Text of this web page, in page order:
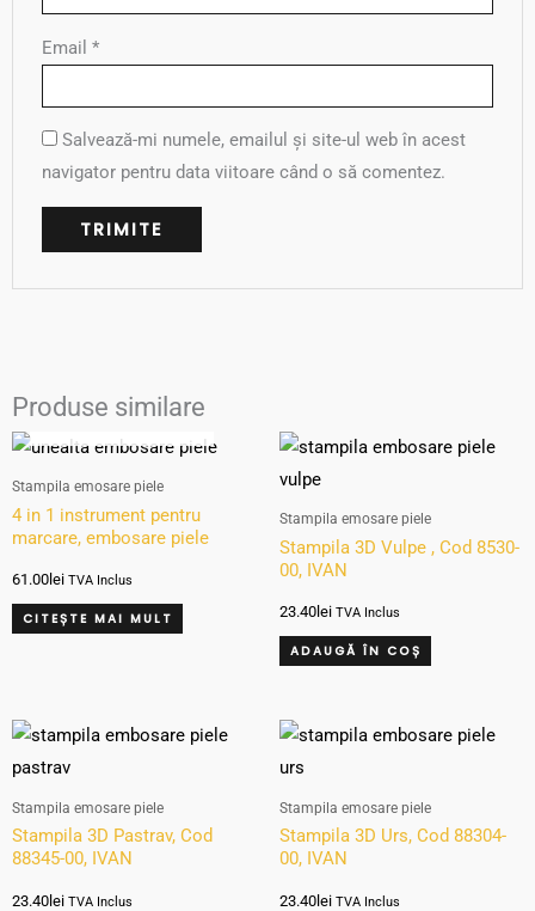
Email*
Salvează-mi numele, emailul și site-ul web în acest
navigator pentru data viitoare când o să comentez.
Produse similare
OUT OF STOCK
Stampila emosare piele
4 in 1 instrument pentru
marcare, embosare piele
61.00 lei TVA Inclus
CITEȘTE MAI MULT
Stampila emosare piele
Stampila 3D Vulpe , Cod 8530-
00, IVAN
23.40 lei TVA Inclus
ADAUGĂ ÎN COȘ
Stampila emosare piele
Stampila 3D Pastrav, Cod
88345-00, IVAN
23.40 lei TVA Inclus
Stampila emosare piele
Stampila 3D Urs, Cod 88304-
00, IVAN
23.40 lei TVA Inclus